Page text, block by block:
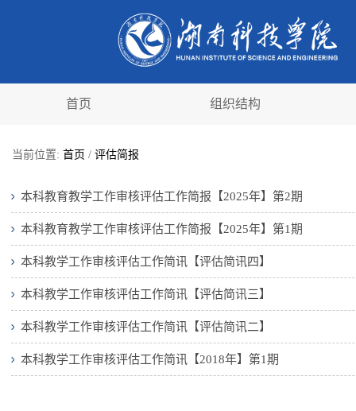
首页 组织结构
当前位置: 首页 / 评估简报
本科教育教学工作审核评估工作简报【2025年】第2期
本科教育教学工作审核评估工作简报【2025年】第1期
本科教学工作审核评估工作简讯【评估简讯四】
本科教学工作审核评估工作简讯【评估简讯三】
本科教学工作审核评估工作简讯【评估简讯二】
本科教学工作审核评估工作简讯【2018年】第1期